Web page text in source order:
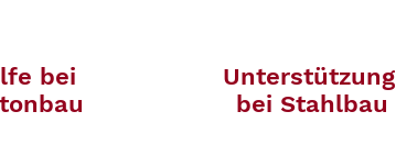
bei
Unterstützung
bei Stahlbau